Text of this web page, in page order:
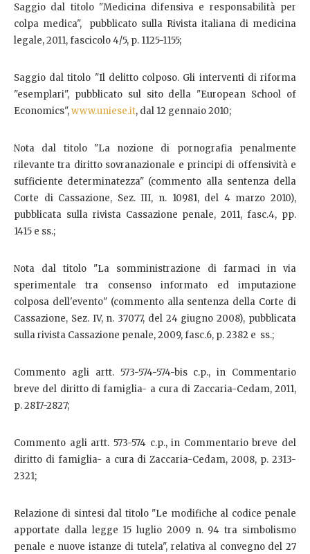
Saggio dal titolo "Medicina difensiva e responsabilità per
colpa medica", pubblicato sulla Rivista italiana di medicina
legale, 2011, fascicolo 4/5, p. 1125-1155;
Saggio dal titolo "Il delitto colposo. Gli interventi di riforma
"esemplari", pubblicato sul sito della "European School of
Economics",www.uniese.it, dal 12 gennaio 2010;
Nota dal titolo "La nozione di pornografia penalmente
rilevante tra diritto sovranazionale e principi di offensività e
sufficiente determinatezza" (commento alla sentenza della
Corte di Cassazione, Sez. III, n. 10981, del 4 marzo 2010),
pubblicata sulla rivista Cassazione penale, 2011, fasc.4, pp.
1415 e ss.;
Nota dal titolo "La somministrazione di farmaci in via
sperimentale tra consenso informato ed imputazione
colposa dell'evento" (commento alla sentenza della Corte di
Cassazione, Sez. IV, n. 37077, del 24 giugno 2008), pubblicata
sulla rivista Cassazione penale, 2009, fasc.6, p. 2382 e ss.;
Commento agli artt. 573-574-574-bis c.p., in Commentario
breve del diritto di famiglia- a cura di Zaccaria-Cedam, 2011,
p. 2817-2827;
Commento agli artt. 573-574 c.p., in Commentario breve del
diritto di famiglia- a cura di Zaccaria-Cedam, 2008, p. 2313-
2321;
Relazione di sintesi dal titolo "Le modifiche al codice penale
apportate dalla legge 15 luglio 2009 n. 94 tra simbolismo
penale e nuove istanze di tutela", relativa al convegno del 27